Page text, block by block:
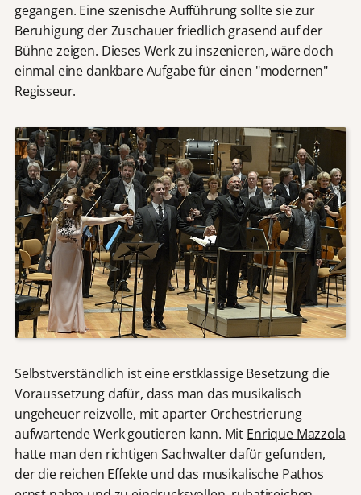
gegangen. Eine szenische Aufführung sollte sie zur
Beruhigung der Zuschauer friedlich grasend auf der
Bühne zeigen. Dieses Werk zu inszenieren, wäre doch
einmal eine dankbare Aufgabe für einen "modernen"
Regisseur.
Selbstverständlich ist eine erstklassige Besetzung die
Voraussetzung dafür, dass man das musikalisch
ungeheuer reizvolle, mit aparter Orchestrierung
aufwartende Werk goutieren kann. Mit Enrique Mazzola
hatte man den richtigen Sachwalter dafür gefunden,
der die reichen Effekte und das musikalische Pathos